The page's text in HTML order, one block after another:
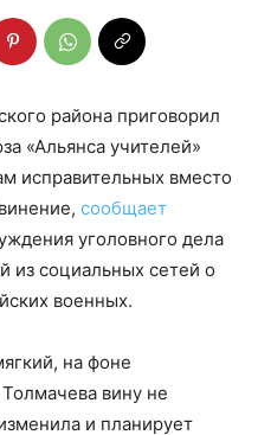
района приговорил
«Альянса учителей»
исправительных вместо
сообщает
уголовного дела
из социальных сетей о
военных.
на фоне
вину не
и планирует